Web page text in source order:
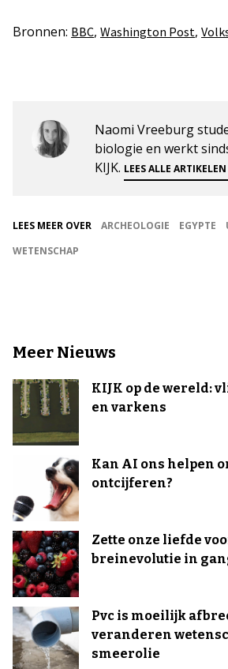
Bronnen: BBC, Washington Post,
Naomi Vreeburg
biologie en werkt
KIJK. LEES ALLE
LEES MEER OVER ARCHEOLOGIE EGYPTE
WETENSCHAP
Meer Nieuws
KIJK op de wereld:
en varkens
Kan AI ons helpen
ontcijferen?
Zette onze liefde
breinevolutie in
Pvc is moeilijk
veranderen
smeerolie